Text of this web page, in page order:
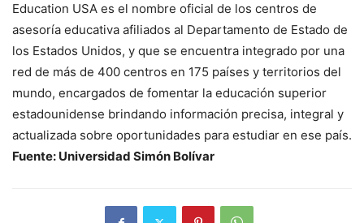
Education USA es el nombre oficial de los centros de
asesoría educativa afiliados al Departamento de Estado de
los Estados Unidos, y que se encuentra integrado por una
red de más de 400 centros en 175 países y territorios del
mundo, encargados de fomentar la educación superior
estadounidense brindando información precisa, integral y
actualizada sobre oportunidades para estudiar en ese país.
Fuente: Universidad Simón Bolívar